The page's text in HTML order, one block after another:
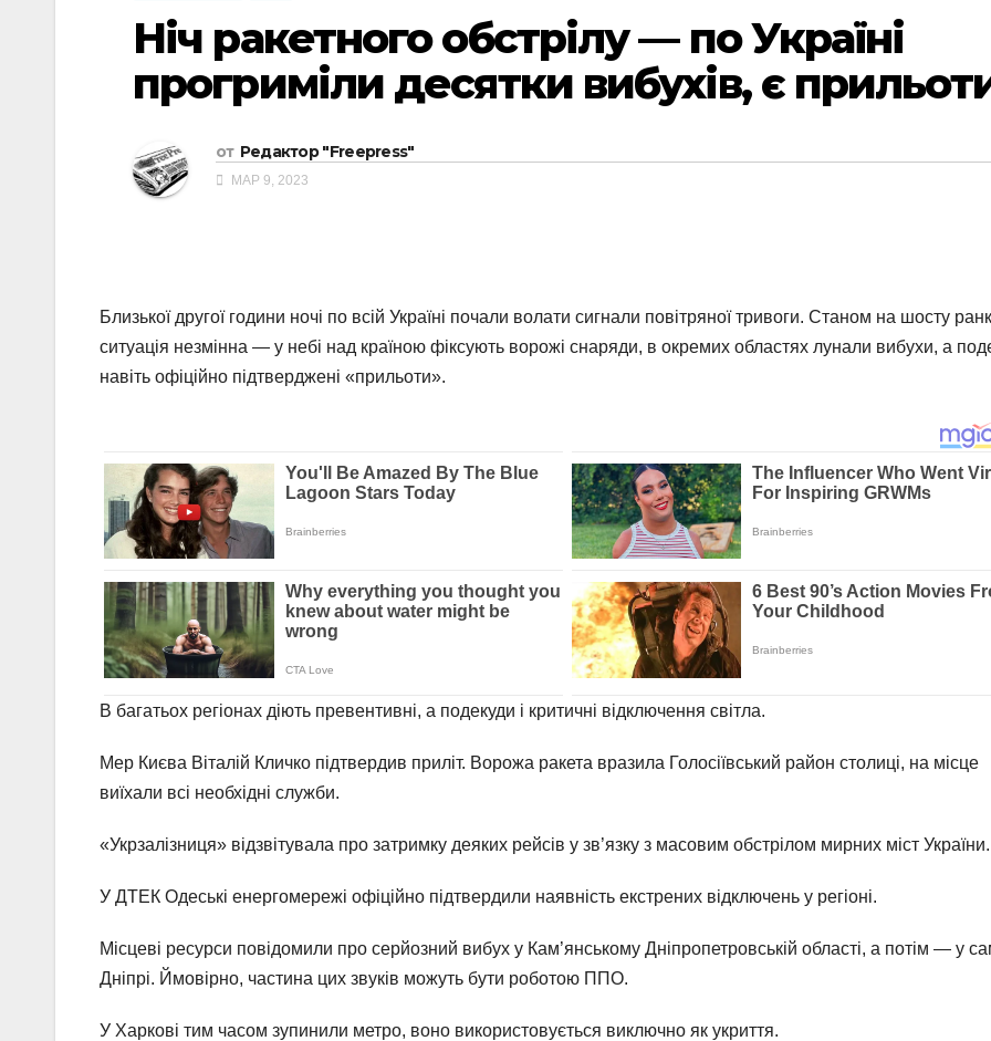
Ніч ракетного обстрілу — по Україні
прогриміли десятки вибухів, є
от Редактор "Freepress"
МАР 9, 2023
Близької другої години ночі по всій Україні почали волати сигнали повітряної тривоги. Станом на шосту
ситуація незмінна — у небі над країною фіксують ворожі снаряди, в окремих областях лунали вибухи, а
навіть офіційно підтверджені «прильоти».
В багатьох регіонах діють превентивні, а подекуди і критичні відключення світла.
Мер Києва Віталій Кличко підтвердив приліт. Ворожа ракета вразила Голосіївський район столиці, на місце
виїхали всі необхідні служби.
«Укрзалізниця» відзвітувала про затримку деяких рейсів у зв’язку з масовим обстрілом мирних міст України.
У ДТЕК Одеські енергомережі офіційно підтвердили наявність екстрених відключень у регіоні.
Місцеві ресурси повідомили про серйозний вибух у Кам’янському Дніпропетровській області, а потім — у
Дніпрі. Ймовірно, частина цих звуків можуть бути роботою ППО.
У Харкові тим часом зупинили метро, воно використовується виключно як укриття.